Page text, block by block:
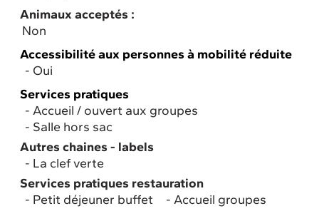
Animaux acceptés :
Non
Accessibilité aux personnes à mobilité réduite
Oui
Services pratiques
Accueil / ouvert aux groupes
Salle hors sac
Autres chaines - labels
La clef verte
Services pratiques restauration
Petit déjeuner buffet
Accueil groupes